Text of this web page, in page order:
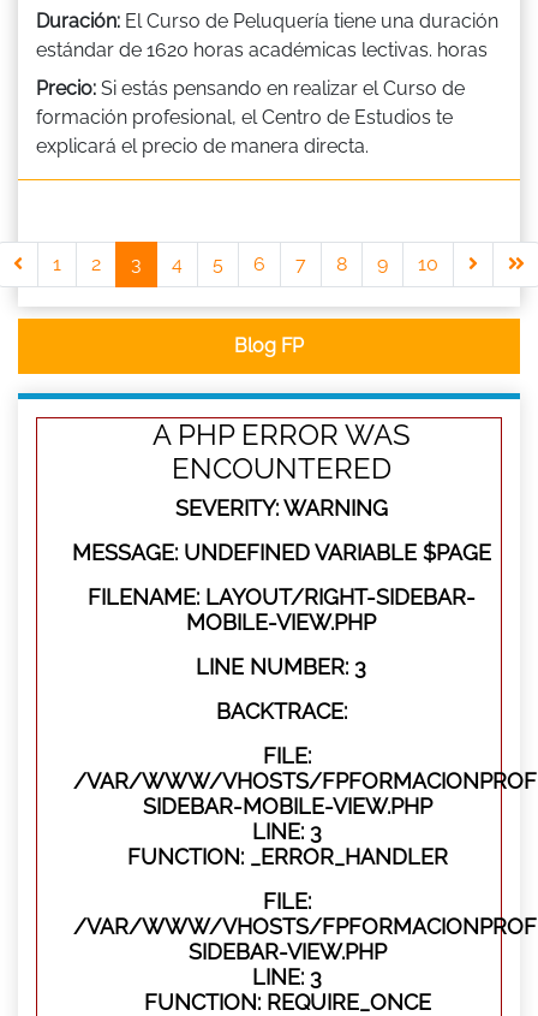
Duración: El Curso de Peluquería tiene una duración
estándar de 1620 horas académicas lectivas. horas
Precio: Si estás pensando en realizar el Curso de
formación profesional, el Centro de Estudios te
explicará el precio de manera directa.
1 2 3 4 5 6 7 8 9 10
Blog FP
A PHP ERROR WAS
ENCOUNTERED
SEVERITY: WARNING
MESSAGE: UNDEFINED VARIABLE $PAGE
FILENAME: LAYOUT/RIGHT-SIDEBAR-
MOBILE-VIEW.PHP
LINE NUMBER: 3
BACKTRACE:
FILE:
/VAR/WWW/VHOSTS/
SIDEBAR-MOBILE-VIEW.PHP
LINE: 3
FUNCTION: _ERROR_HANDLER
FILE:
/VAR/WWW/VHOSTS/
SIDEBAR-VIEW.PHP
LINE: 3
FUNCTION: REQUIRE_ONCE